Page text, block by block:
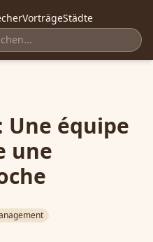
VorträgeStädte
Une équipe
une